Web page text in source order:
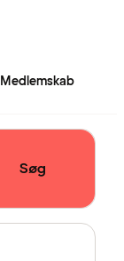
Medlemskab
Søg